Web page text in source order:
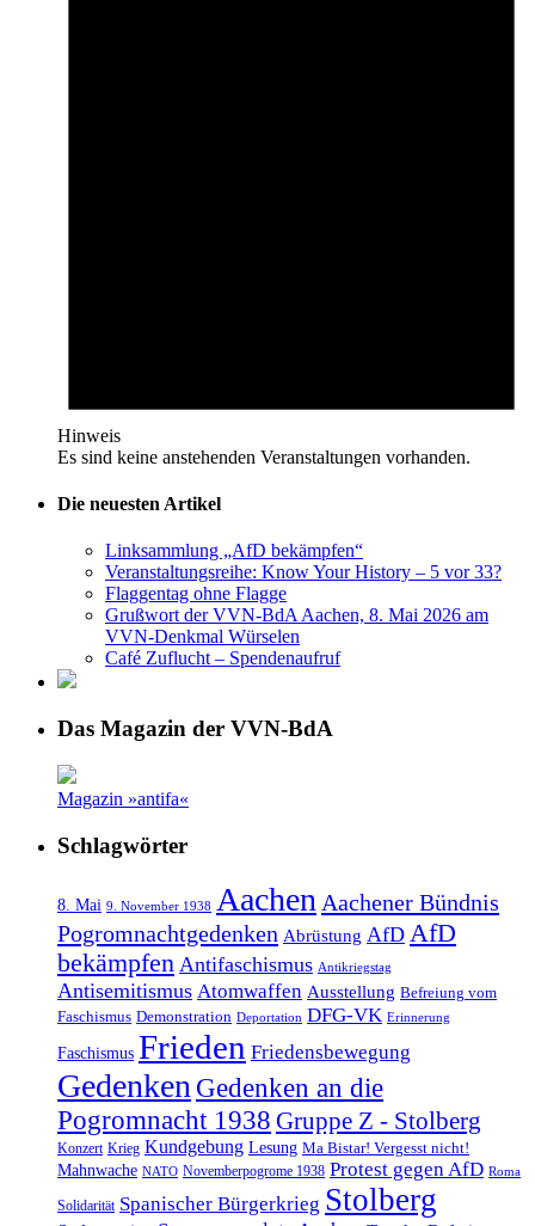
Hinweis
Es sind keine anstehenden Veranstaltungen vorhanden.
Die neuesten Artikel
Linksammlung „AfD bekämpfen“
Veranstaltungsreihe: Know Your History – 5 vor 33?
Flaggentag ohne Flagge
Grußwort der VVN-BdA Aachen, 8. Mai 2026 am
VVN-Denkmal Würselen
Café Zuflucht – Spendenaufruf
Das Magazin der VVN-BdA
Magazin »antifa«
Schlagwörter
8. Mai 9. November 1938 Aachen Aachener Bündnis
Pogromnachtgedenken Abrüstung AfD AfD
bekämpfen Antifaschismus Antikriegstag
Antisemitismus Atomwaffen Ausstellung Befreiung vom
Faschismus Demonstration Deportation DFG-VK Erinnerung
Faschismus Frieden Friedensbewegung
Gedenken Gedenken an die
Pogromnacht 1938 Gruppe Z - Stolberg
Konzert Krieg Kundgebung Lesung Ma Bistar! Vergesst nicht!
Mahnwache NATO Novemberpogrome 1938 Protest gegen AfD Roma
Solidarität Spanischer Bürgerkrieg Stolberg